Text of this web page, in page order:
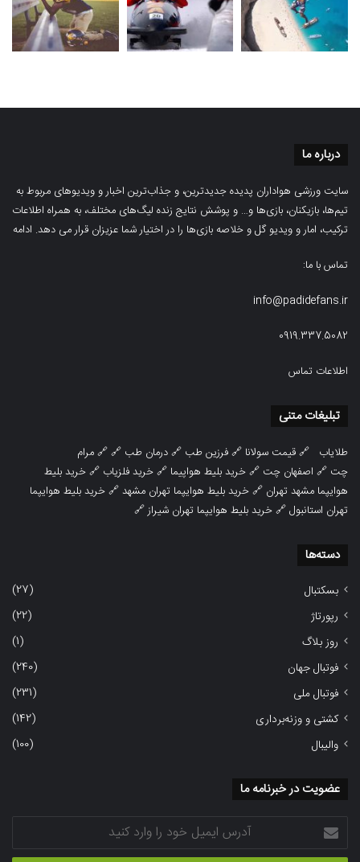
درباره ما
سایت ورزشی هواداران پدیده جدیدترین، و جذاب‌ترین اخبار و ویدیوهای مربوط به
تیم‌ها، بازیکنان، بازی‌ها و… و پوشش نتایج زنده لیگ‌های مختلف، به همراه اطلاعات
ترکیب، امار و ویدیو‌‌ گل‌ و خلاصه بازی‌ها را در اختیار شما عزیزان قرار می دهد. ادامه
تماس با ما:
info@padidefans.ir
0919.337.5082
اطلاعات تماس
تبلیغات متنی
طلایاب 🔗قیمت سولانا 🔗فرزین طب 🔗درمان طب 🔗 🔗مرام
چت 🔗 اصفهان چت 🔗خرید بلیط هواپیما 🔗خرید فلزیاب 🔗خرید بلیط
هوایپما مشهد تهران 🔗خرید بلیط هوایپما تهران مشهد🔗خرید بلیط هوایپما
تهران استانبول🔗خرید بلیط هوایپما تهران شیراز🔗
دسته‌ها
بسکتبال
(27)
رپورتاژ
(22)
روز بلاگ
(1)
فوتبال جهان
(240)
فوتبال ملی
(231)
کشتی و وزنه‌برداری
(142)
والیبال
(100)
عضویت در خبرنامه ما
آدرس
ایمیل
خود